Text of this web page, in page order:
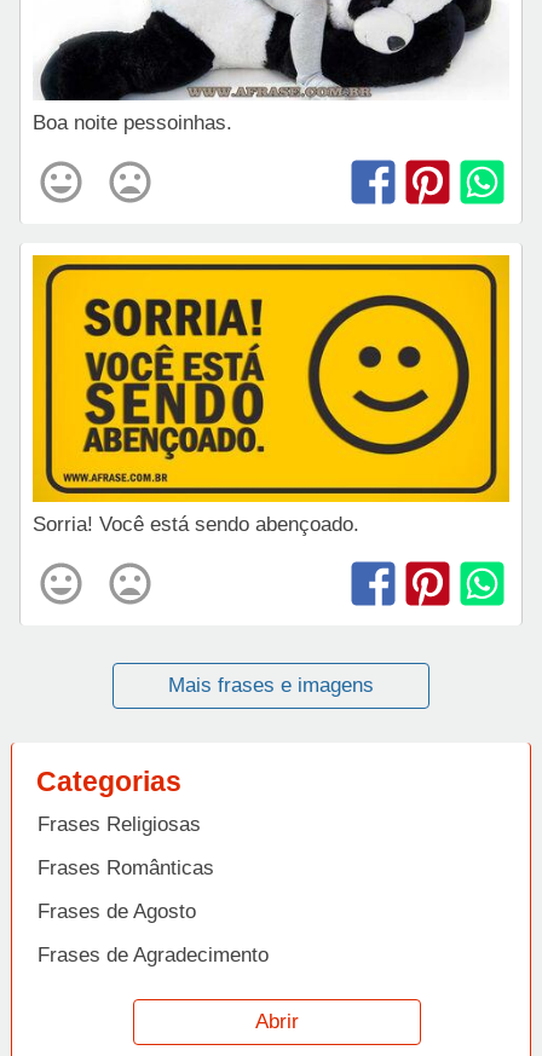
Boa noite pessoinhas.
Sorria! Você está sendo abençoado.
Mais frases e imagens
Categorias
Frases Religiosas
Frases Românticas
Frases de Agosto
Frases de Agradecimento
Frases de Amizade
Frases de Amor
Abrir